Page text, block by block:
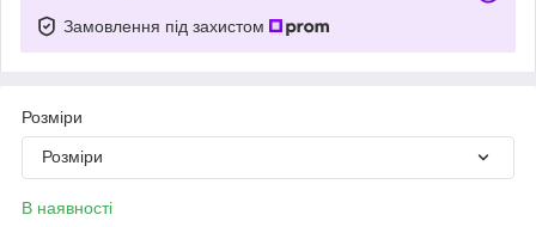
Замовлення під захистом
Розміри
Розміри
В наявності